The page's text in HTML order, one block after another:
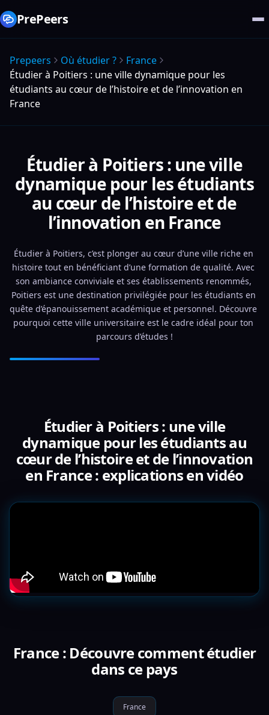
PrePeers
Prepeers Où étudier ?
France
Étudier à Poitiers : une ville dynamique pour les
étudiants au cœur de l’histoire et de l’innovation en
France
Étudier à Poitiers : une ville
dynamique pour les étudiants
au cœur de l’histoire et de
l’innovation en France
Étudier à Poitiers, c’est plonger au cœur d’une ville riche en
histoire tout en bénéficiant d’une formation de qualité. Avec
son ambiance conviviale et ses établissements renommés,
Poitiers est une destination privilégiée pour les étudiants en
quête d’épanouissement académique et personnel. Découvre
pourquoi cette ville universitaire est le cadre idéal pour ton
parcours d’études !
Étudier à Poitiers : une ville
dynamique pour les étudiants au
cœur de l’histoire et de l’innovation
en France : explications en vidéo
France : Découvre comment étudier
dans ce pays
France